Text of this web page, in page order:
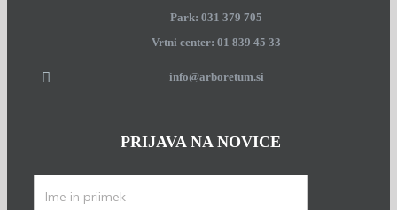
Park: 031 379 705
Vrtni center: 01 839 45 33
info@arboretum.si
PRIJAVA NA NOVICE